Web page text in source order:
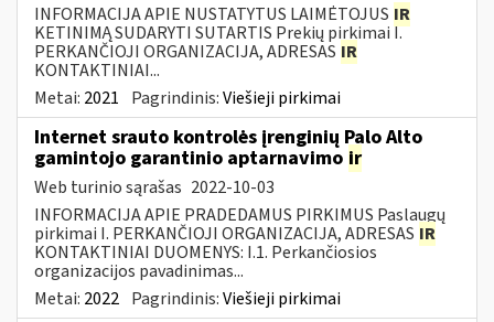
INFORMACIJA APIE NUSTATYTUS LAIMĖTOJUS IR
KETINIMĄ SUDARYTI SUTARTIS Prekių pirkimai I.
PERKANČIOJI ORGANIZACIJA, ADRESAS IR
KONTAKTINIAI...
Metai: 2021 Pagrindinis:Viešieji pirkimai
Internet srauto kontrolės įrenginių Palo Alto
gamintojo garantinio aptarnavimo ir
Web turinio sąrašas 2022-10-03
INFORMACIJA APIE PRADEDAMUS PIRKIMUS Paslaugų
pirkimai I. PERKANČIOJI ORGANIZACIJA, ADRESAS IR
KONTAKTINIAI DUOMENYS: I.1. Perkančiosios
organizacijos pavadinimas...
Metai: 2022 Pagrindinis:Viešieji pirkimai